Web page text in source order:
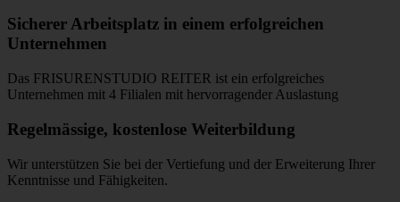
Sicherer Arbeitsplatz in einem erfolgreichen
Unternehmen
Das FRISURENSTUDIO REITER ist ein erfolgreiches
Unternehmen mit 4 Filialen mit hervorragender Auslastung
Regelmässige, kostenlose Weiterbildung
Wir unterstützen Sie bei der Vertiefung und der Erweiterung Ihrer
Kenntnisse und Fähigkeiten.